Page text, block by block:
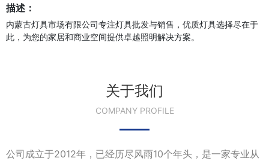
描述：
内蒙古灯具市场有限公司专注灯具批发与销售，优质灯具选择尽在于
此，为您的家居和商业空间提供卓越照明解决方案。
关于我们
COMPANY PROFILE
公司成立于2012年，已经历尽风雨10个年头，是一家专业从